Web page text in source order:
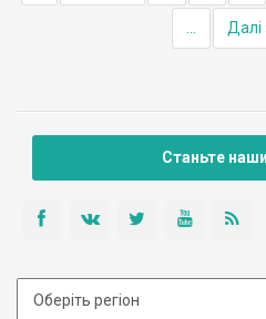
Далі
Станьте